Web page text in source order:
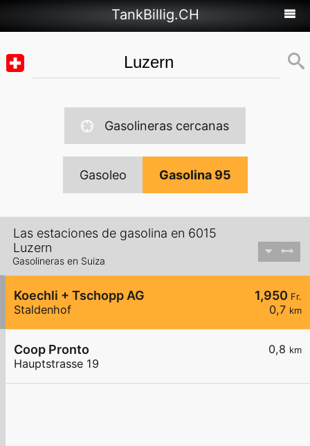
TankBillig.CH
Gasolineras cercanas
Gasoleo Gasolina 95
Las estaciones de gasolina en 6015
Luzern
Gasolineras en Suiza
1,950 Fr.
0,7 km
Koechli + Tschopp AG
Staldenhof
0,8 km
Coop Pronto
Hauptstrasse 19